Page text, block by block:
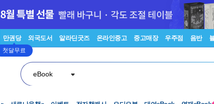
만권당
첫달무료
외국도서 알라딘굿즈 온라인중고 중고매장 우주점 음반
eBook